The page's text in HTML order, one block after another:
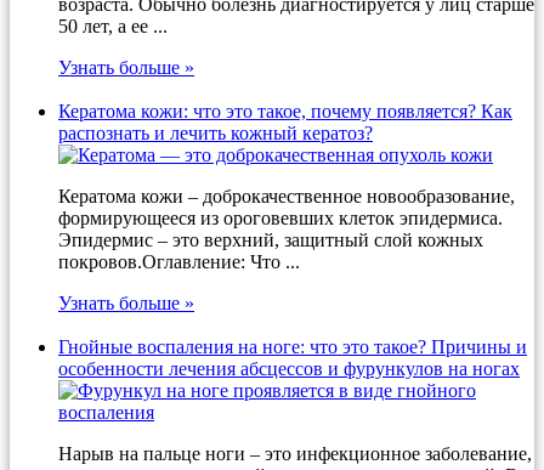
возраста. Обычно болезнь диагностируется у лиц старше
50 лет, а ее ...
Узнать больше »
Кератома кожи: что это такое, почему появляется? Как
распознать и лечить кожный кератоз?
Кератома кожи – доброкачественное новообразование,
формирующееся из ороговевших клеток эпидермиса.
Эпидермис – это верхний, защитный слой кожных
покровов.Оглавление: Что ...
Узнать больше »
Гнойные воспаления на ноге: что это такое? Причины и
особенности лечения абсцессов и фурункулов на ногах
Нарыв на пальце ноги – это инфекционное заболевание,